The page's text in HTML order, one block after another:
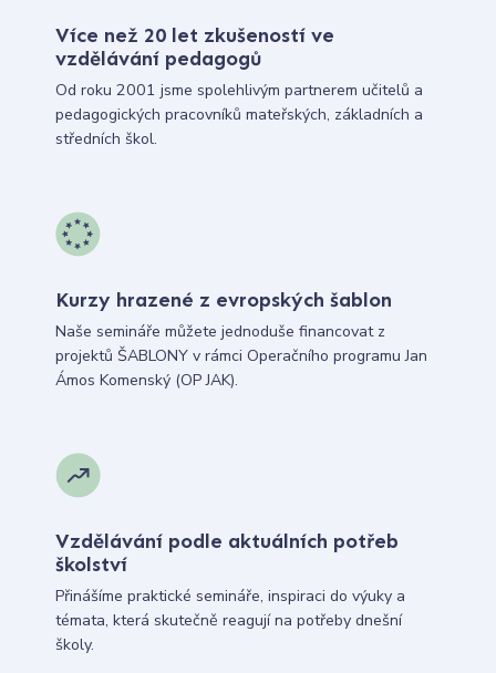
Více než 20 let zkušeností ve
vzdělávání pedagogů
Od roku 2001 jsme spolehlivým partnerem učitelů a
pedagogických pracovníků mateřských, základních a
středních škol.
Kurzy hrazené z evropských šablon
Naše semináře můžete jednoduše financovat z
projektů ŠABLONY v rámci Operačního programu Jan
Ámos Komenský (OP JAK).
Vzdělávání podle aktuálních potřeb
školství
Přinášíme praktické semináře, inspiraci do výuky a
témata, která skutečně reagují na potřeby dnešní
školy.